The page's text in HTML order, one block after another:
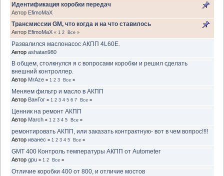
Идентификация коробки передач
Автор EfimoMaX
Трансмиссии GM, что когда и на что ставилось
Автор EfimoMaX « 1 2 Все »
Развалился маслонасос АКПП 4L60E.
Автор ashatan980
В общем, столкнулся я с вопросами коробки и решил сделать
внешний контроллер.
Автор MrAze « 1 2 3 Все »
Меняем фильтр и масло в АКПП
Автор ВанГог « 1 2 3 4 5 6 7 Все »
Ценник на ремонт АКПП
Автор March « 1 2 3 4 5 Все »
ремонтировать АКПП, или заказать контрактную- вот в чем вопрос!!!!
Автор иванес « 1 2 3 4 5 Все »
GMT 400 Контроль температуры АКПП от Autometer
Автор gpu « 1 2 Все »
Отличие коробки 400 от 800, и отличие мостов